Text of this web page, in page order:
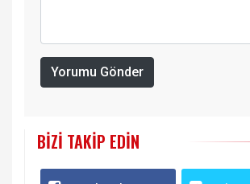
Yorumu Gönder
BIZI TAKIP EDIN